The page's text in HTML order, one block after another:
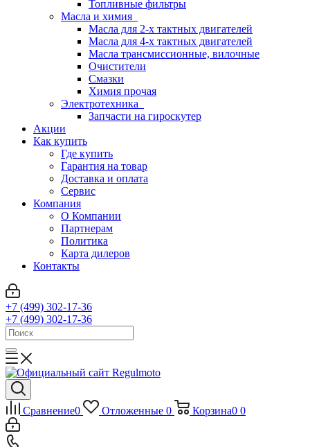
Топливные фильтры
Масла и химия
Масла для 2-х тактных двигателей
Масла для 4-х тактных двигателей
Масла трансмиссионные, вилочные
Очистители
Смазки
Химия прочая
Электротехника
Запчасти на гироскутер
Акции
Как купить
Где купить
Гарантия на товар
Доставка и оплата
Сервис
Компания
О Компании
Партнерам
Политика
Карта дилеров
Контакты
+7 (499) 302-17-36
+7 (499) 302-17-36
Сравнение0 Отложенные 0 Корзина0 0